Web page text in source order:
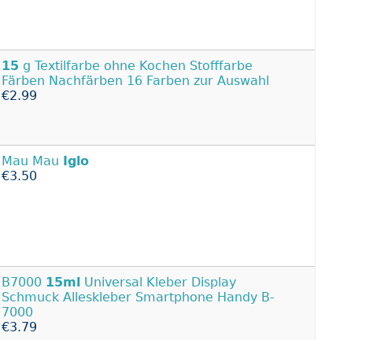
15 g Textilfarbe ohne Kochen Stofffarbe
Färben Nachfärben 16 Farben zur Auswahl
€2.99
Mau Mau Iglo
€3.50
B7000 15ml Universal Kleber Display
Schmuck Alleskleber Smartphone Handy B-
7000
€3.79